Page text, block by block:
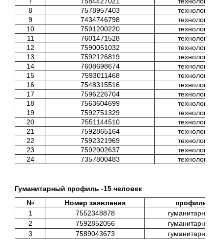
8
7578957403
9
7434746798
10
7591200220
11
7601471528
12
7590051032
13
7592126819
14
7608698674
15
7593011468
16
7548315516
17
7596226704
18
7563604699
19
7592751329
20
7551144510
21
7592865164
22
7592321969
23
7592902637
24
7357800483
Гуманитарный профиль -15 человек
№
Номер заявления
профиль
1
7552348878
гуманитарный
2
7592852056
гуманитарный
3
7589043673
гуманитарный